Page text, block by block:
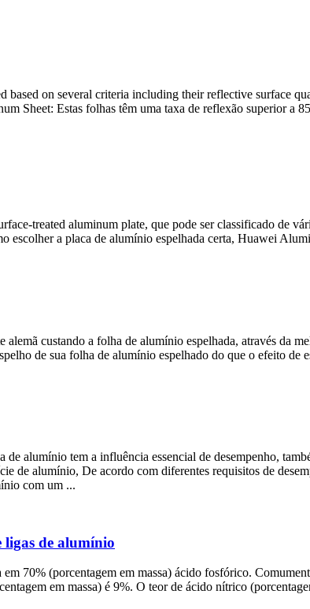
on several criteria including their reflective surface
Sheet: Estas folhas têm uma taxa de reflexão superior a
treated aluminum plate, que pode ser classificado de
escolher a placa de alumínio espelhada certa, Huawei
custando a folha de alumínio espelhada, através da
de sua folha de alumínio espelhado do que o efeito
de alumínio tem a influência essencial de desempenho,
de alumínio, De acordo com diferentes requisitos de
com um ...
de alumínio
70% (porcentagem em massa) ácido fosfórico.
em massa) é 9%. O teor de ácido nítrico